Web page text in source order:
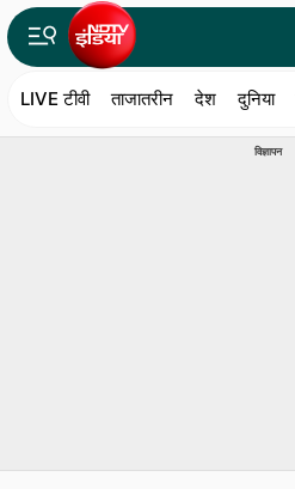
LIVE टीवी ताजातरीन देश दुनिया
विज्ञापन